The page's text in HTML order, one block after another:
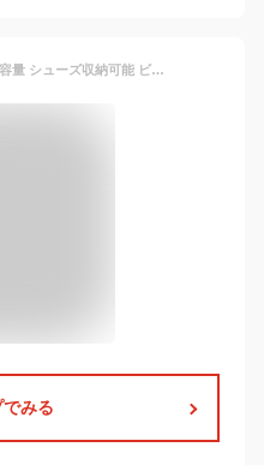
スポーツバッグ ジムバッグ 大容量 シューズ収納可能 ビジネスバッグ ビジネス 旅行 軽量 通勤 デイパック バック ボストンバッグ トラベル 出張 鞄 かばん 斜めがけ フィットネス 出張 営業 大容量 ジム リュック
みる